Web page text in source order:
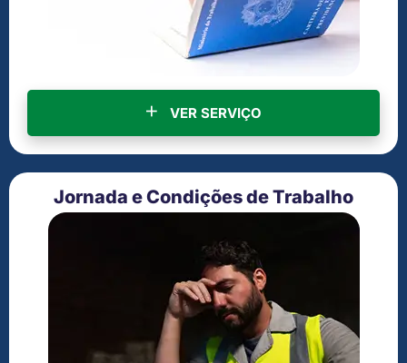
VER SERVIÇO
Jornada e Condições de Trabalho